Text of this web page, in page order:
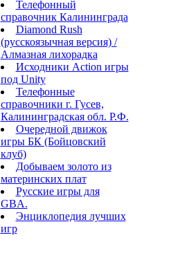
Телефонный
справочник Калининграда
Diamond Rush
(русскоязычная версия) /
Алмазная лихорадка
Исходники Action игры
под Unity
Телефонные
справочники г. Гусев,
Калининградская обл. Р.Ф.
Очередной движок
игры БК (Бойцовский
клуб)
Добываем золото из
материнских плат
Русские игры для
GBA.
Энциклопедия лучших
игр